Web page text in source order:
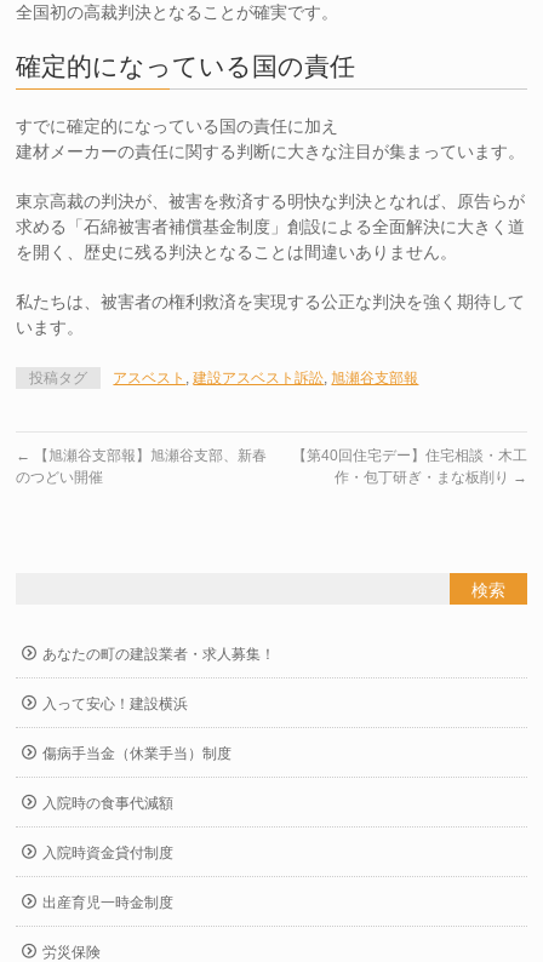
全国初の高裁判決となることが確実です。
確定的になっている国の責任
すでに確定的になっている国の責任に加え
建材メーカーの責任に関する判断に大きな注目が集まっています。
東京高裁の判決が、被害を救済する明快な判決となれば、原告らが
求める「石綿被害者補償基金制度」創設による全面解決に大きく道
を開く、歴史に残る判決となることは間違いありません。
私たちは、被害者の権利救済を実現する公正な判決を強く期待して
います。
投稿タグ アスベスト ,建設アスベスト訴訟,旭瀬谷支部報
←
【旭瀬谷支部報】旭瀬谷支部、新春
のつどい開催
【第40回住宅デー】住宅相談・木工
作・包丁研ぎ・まな板削り →
あなたの町の建設業者・求人募集！
入って安心！建設横浜
傷病手当金（休業手当）制度
入院時の食事代減額
入院時資金貸付制度
出産育児一時金制度
労災保険